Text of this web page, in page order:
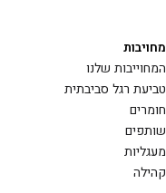
מחויבות
המחוייבות שלנו
טביעת רגל סביבתית
חומרים
שותפים
מעגליות
קהילה